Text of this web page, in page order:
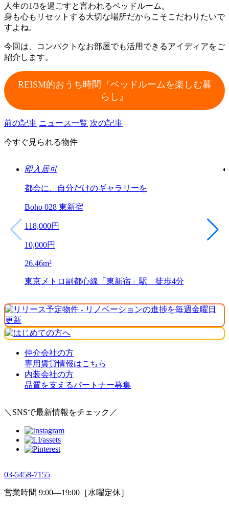
人生の1/3を過ごすと言われるベッドルーム。
身も心もリセットする大切な場所だからこそこだわりたいで
すよね。
今回は、コンパクトなお部屋でも活用できるアイディアをご
紹介します。
REISM的おうち時間『ベッドルームを楽しむ暮
らし』
前の記事 ニュース一覧 次の記事
今すぐ見られる物件
即入居可
都会に、自分だけのギャラリーを
Boho 028 東新宿
118,000円
10,000円
26.46m²
東京メトロ副都心線「東新宿」駅 徒歩4分
仲介会社の方
専用賃貸情報はこちら
内装会社の方
品質を支えるパートナー募集
＼SNSで最新情報をチェック／
03-5458-7155
営業時間 9:00―19:00［水曜定休］